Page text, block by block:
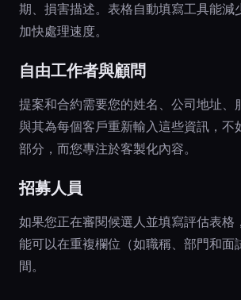
期、損害描述。表格自動填寫工具能減
加快處理速度。
自由工作者與顧問
提案和合約需要您的姓名、公司地址、
與其為每個客戶重新輸入這些資訊，不
部分，而您專注於客製化內容。
招募人員
如果您正在審閱候選人並填寫評估表格
能可以在重複欄位（如職稱、部門和面
間。